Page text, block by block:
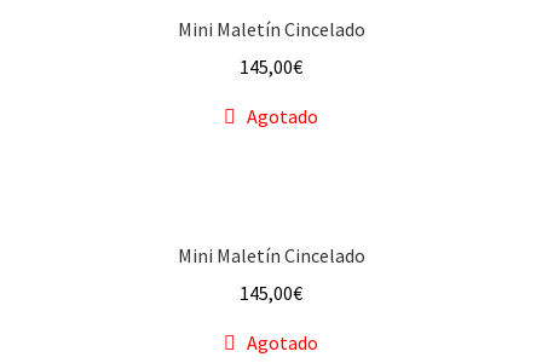
Mini Maletín Cincelado
145,00€
Agotado
Mini Maletín Cincelado
145,00€
Agotado